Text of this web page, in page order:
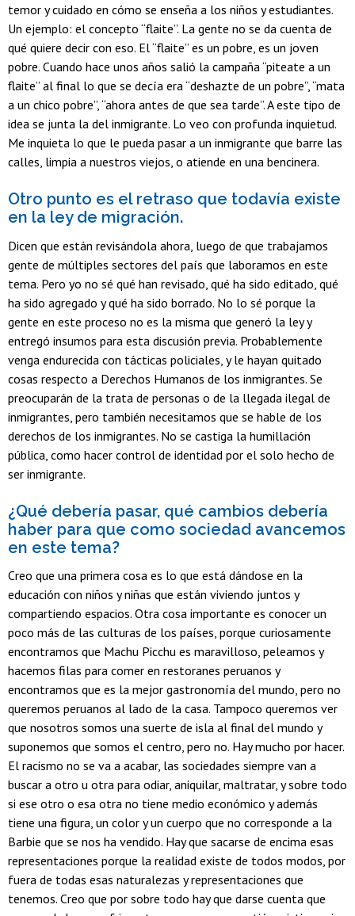
temor y cuidado en cómo se enseña a los niños y estudiantes.
Un ejemplo: el concepto “flaite”. La gente no se da cuenta de
qué quiere decir con eso. El “flaite” es un pobre, es un joven
pobre. Cuando hace unos años salió la campaña “piteate a un
flaite” al final lo que se decía era “deshazte de un pobre”, “mata
a un chico pobre”, “ahora antes de que sea tarde”. A este tipo de
idea se junta la del inmigrante. Lo veo con profunda inquietud.
Me inquieta lo que le pueda pasar a un inmigrante que barre las
calles, limpia a nuestros viejos, o atiende en una bencinera.
Otro punto es el retraso que todavía existe
en la ley de migración.
Dicen que están revisándola ahora, luego de que trabajamos
gente de múltiples sectores del país que laboramos en este
tema. Pero yo no sé qué han revisado, qué ha sido editado, qué
ha sido agregado y qué ha sido borrado. No lo sé porque la
gente en este proceso no es la misma que generó la ley y
entregó insumos para esta discusión previa. Probablemente
venga endurecida con tácticas policiales, y le hayan quitado
cosas respecto a Derechos Humanos de los inmigrantes. Se
preocuparán de la trata de personas o de la llegada ilegal de
inmigrantes, pero también necesitamos que se hable de los
derechos de los inmigrantes. No se castiga la humillación
pública, como hacer control de identidad por el solo hecho de
ser inmigrante.
¿Qué debería pasar, qué cambios debería
haber para que como sociedad avancemos
en este tema?
Creo que una primera cosa es lo que está dándose en la
educación con niños y niñas que están viviendo juntos y
compartiendo espacios. Otra cosa importante es conocer un
poco más de las culturas de los países, porque curiosamente
encontramos que Machu Picchu es maravilloso, peleamos y
hacemos filas para comer en restoranes peruanos y
encontramos que es la mejor gastronomía del mundo, pero no
queremos peruanos al lado de la casa. Tampoco queremos ver
que nosotros somos una suerte de isla al final del mundo y
suponemos que somos el centro, pero no. Hay mucho por hacer.
El racismo no se va a acabar, las sociedades siempre van a
buscar a otro u otra para odiar, aniquilar, maltratar, y sobre todo
si ese otro o esa otra no tiene medio económico y además
tiene una figura, un color y un cuerpo que no corresponde a la
Barbie que se nos ha vendido. Hay que sacarse de encima esas
representaciones porque la realidad existe de todos modos, por
fuera de todas esas naturalezas y representaciones que
tenemos. Creo que por sobre todo hay que darse cuenta que